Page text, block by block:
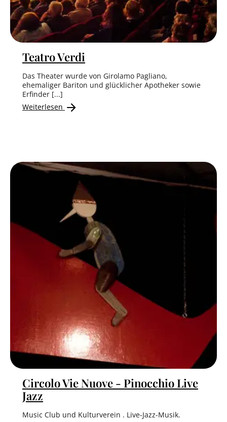
Teatro Verdi
Das Theater wurde von Girolamo Pagliano,
ehemaliger Bariton und glücklicher Apotheker sowie
Erfinder [...]
Weiterlesen
Circolo Vie Nuove - Pinocchio Live
Jazz
Music Club und Kulturverein . Live-Jazz-Musik.